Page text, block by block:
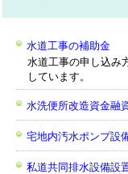
水道工事の補助金
水道工事の申し込み
しています。
水洗便所改造資金融
宅地内汚水ポンプ設
私道共同排水設備設